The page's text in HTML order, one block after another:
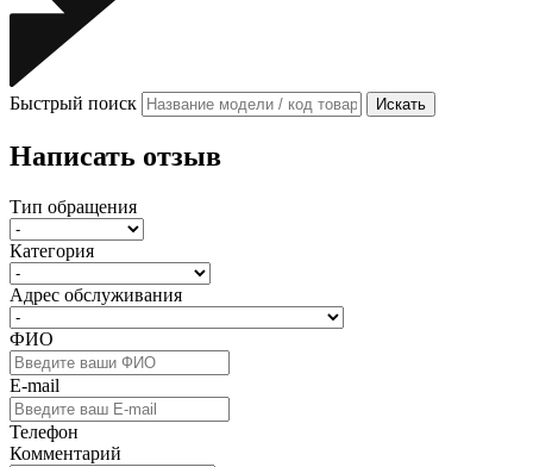
Быстрый поиск Искать
Написать отзыв
Тип обращения
Категория
Адрес обслуживания
ФИО
E-mail
Телефон
Комментарий